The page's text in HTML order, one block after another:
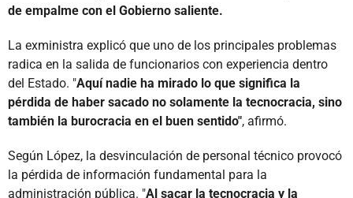
de empalme con el Gobierno saliente.
La exministra explicó que uno de los principales problemas
radica en la salida de funcionarios con experiencia dentro
del Estado. "Aquí nadie ha mirado lo que significa la
pérdida de haber sacado no solamente la tecnocracia, sino
también la burocracia en el buen sentido", afirmó.
Según López, la desvinculación de personal técnico provocó
la pérdida de información fundamental para la
administración pública. "Al sacar la tecnocracia y la